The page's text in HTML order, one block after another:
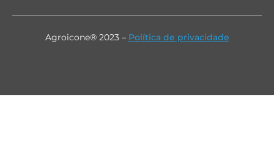
Agroicone® 2023 – Política de privacidade